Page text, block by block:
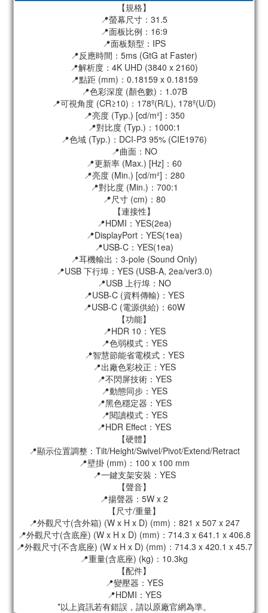
【規格】
📍螢幕尺寸：31.5
📍面板比例：16:9
📍面板類型：IPS
📍反應時間：5ms (GtG at Faster)
📍解析度：4K UHD (3840 x 2160)
📍點距 (mm)：0.18159 x 0.18159
📍色彩深度 (顏色數)：1.07B
📍可視角度 (CR≥10)：178º(R/L), 178º(U/D)
📍亮度 (Typ.) [cd/m²]：350
📍對比度 (Typ.)：1000:1
📍色域 (Typ.)：DCI-P3 95% (CIE1976)
📍曲面：NO
📍更新率 (Max.) [Hz]：60
📍亮度 (Min.) [cd/m²]：280
📍對比度 (Min.)：700:1
📍尺寸 (cm)：80
【連接性】
📍HDMI：YES(2ea)
📍DisplayPort：YES(1ea)
📍USB-C：YES(1ea)
📍耳機輸出：3-pole (Sound Only)
📍USB 下行埠：YES (USB-A, 2ea/ver3.0)
📍USB 上行埠：NO
📍USB-C (資料傳輸)：YES
📍USB-C (電源供給)：60W
【功能】
📍HDR 10：YES
📍色弱模式：YES
📍智慧節能省電模式：YES
📍出廠色彩校正：YES
📍不閃屏技術：YES
📍動態同步：YES
📍黑色穩定器：YES
📍閱讀模式：YES
📍HDR Effect：YES
【硬體】
📍顯示位置調整：Tilt/Height/Swivel/Pivot/Extend/Retract
📍壁掛 (mm)：100 x 100 mm
📍一鍵支架安裝：YES
【聲音】
📍揚聲器：5W x 2
【尺寸/重量】
📍外觀尺寸(含外箱) (W x H x D) (mm)：821 x 507 x 247
📍外觀尺寸(含底座) (W x H x D) (mm)：714.3 x 641.1 x 406.8
📍外觀尺寸(不含底座) (W x H x D) (mm)：714.3 x 420.1 x 45.7
📍重量(含底座) (kg)：10.3kg
【配件】
📍變壓器：YES
📍HDMI：YES
*以上資訊若有錯誤，請以原廠官網為準。